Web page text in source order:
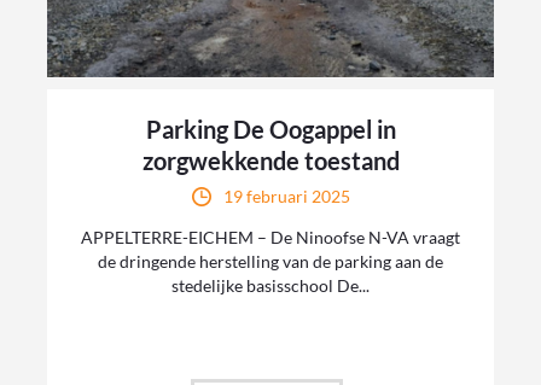
Parking De Oogappel in
zorgwekkende toestand
19 februari 2025
APPELTERRE-EICHEM – De Ninoofse N-VA vraagt
de dringende herstelling van de parking aan de
stedelijke basisschool De...